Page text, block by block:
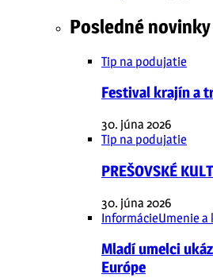
Posledné novinky
Tip na podujatie
Festival krajín a
30. júna 2026
Tip na podujatie
PREŠOVSKÉ
30. júna 2026
InformácieUmenie
Mladí umelci
Európe